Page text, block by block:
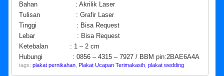
Bahan : Akrilik Laser
Tulisan : Grafir Laser
Tinggi : Bisa Request
Lebar : Bisa Request
Ketebalan : 1 – 2 cm
Hubungi : 0856 – 4315 – 7927 / BBM pin:2BAE6A4A
tags:plakat pernikahan ,Plakat Ucapan Terimakasih ,plakat wedding